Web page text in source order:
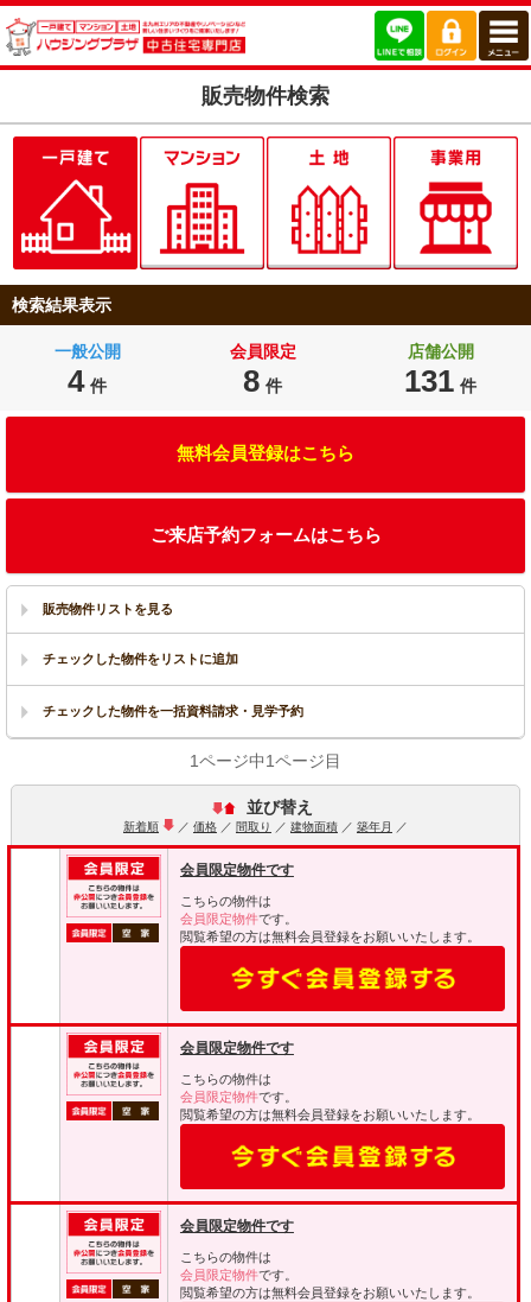
販売物件検索
検索結果表示
一般公開
4 件
会員限定
8 件
店舗公開
131 件
無料会員登録はこちら
ご来店予約フォームはこちら
販売物件リストを見る
1ページ中1ページ目
並び替え
新着順 ／ 価格／ 間取り ／ 建物面積／ 築年月 ／
会員限定物件です
こちらの物件は
会員限定物件です。
閲覧希望の方は無料会員登録をお願いいたします。
会員限定物件です
こちらの物件は
会員限定物件です。
閲覧希望の方は無料会員登録をお願いいたします。
会員限定物件です
こちらの物件は
会員限定物件です。
閲覧希望の方は無料会員登録をお願いいたします。